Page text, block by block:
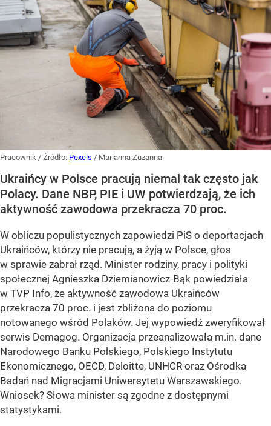
Pracownik / Źródło: Pexels / Marianna Zuzanna
Ukraińcy w Polsce pracują niemal tak często jak
Polacy. Dane NBP, PIE i UW potwierdzają, że ich
aktywność zawodowa przekracza 70 proc.
W obliczu populistycznych zapowiedzi PiS o deportacjach
Ukraińców, którzy nie pracują, a żyją w Polsce, głos
w sprawie zabrał rząd. Minister rodziny, pracy i polityki
społecznej Agnieszka Dziemianowicz-Bąk powiedziała
w TVP Info, że aktywność zawodowa Ukraińców
przekracza 70 proc. i jest zbliżona do poziomu
notowanego wśród Polaków. Jej wypowiedź zweryfikował
serwis Demagog. Organizacja przeanalizowała m.in. dane
Narodowego Banku Polskiego, Polskiego Instytutu
Ekonomicznego, OECD, Deloitte, UNHCR oraz Ośrodka
Badań nad Migracjami Uniwersytetu Warszawskiego.
Wniosek? Słowa minister są zgodne z dostępnymi
statystykami.